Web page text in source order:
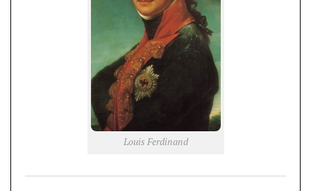
Louis Ferdinand